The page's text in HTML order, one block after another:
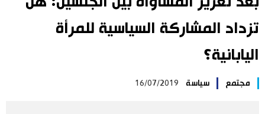
سياحة وسفر
اليابان في فيديو
تزداد المشاركة السياسية للمرأة
اليابانية؟
مجتمع سياسة 16/07/2019